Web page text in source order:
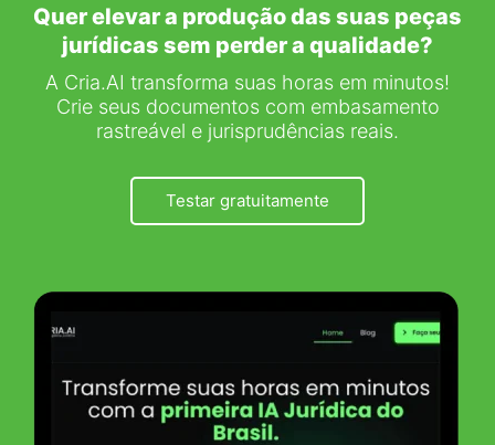
Quer elevar a produção das suas peças
jurídicas sem perder a qualidade?
A Cria.AI transforma suas horas em minutos!
Crie seus documentos com embasamento
rastreável e jurisprudências reais.
Testar gratuitamente